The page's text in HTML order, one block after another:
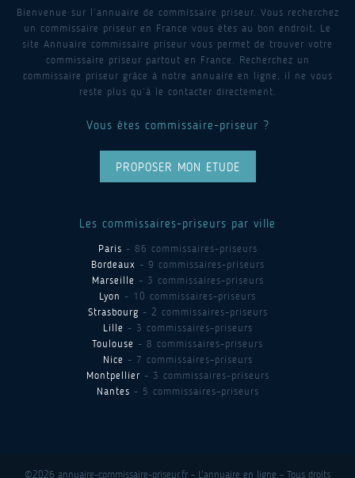
Bienvenue sur l’annuaire de commissaire priseur. Vous recherchez
un commissaire priseur en France vous êtes au bon endroit. Le
site Annuaire commissaire priseur vous permet de trouver votre
commissaire priseur partout en France. Recherchez un
commissaire priseur grâce à notre annuaire en ligne, il ne vous
reste plus qu’à le contacter directement.
Vous êtes commissaire-priseur ?
PROPOSER MON ETUDE
Les commissaires-priseurs par ville
Paris - 86 commissaires-priseurs
Bordeaux - 9 commissaires-priseurs
Marseille - 3 commissaires-priseurs
Lyon - 10 commissaires-priseurs
Strasbourg - 2 commissaires-priseurs
Lille - 3 commissaires-priseurs
Toulouse - 8 commissaires-priseurs
Nice - 7 commissaires-priseurs
Montpellier - 3 commissaires-priseurs
Nantes - 5 commissaires-priseurs
©2026 annuaire-commissaire-priseur.fr - L'annuaire en ligne - Tous droits